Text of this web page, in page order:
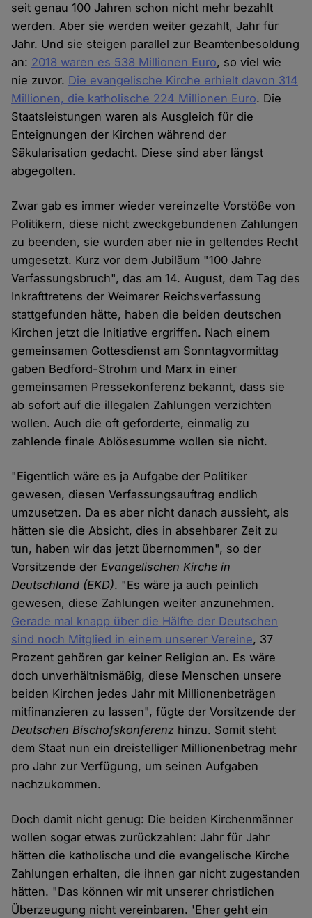
seit genau 100 Jahren schon nicht mehr bezahlt
werden. Aber sie werden weiter gezahlt, Jahr für
Jahr. Und sie steigen parallel zur Beamtenbesoldung
an: 2018 waren es 538 Millionen Euro, so viel wie
nie zuvor. Die evangelische Kirche erhielt davon 314
Millionen, die katholische 224 Millionen Euro. Die
Staatsleistungen waren als Ausgleich für die
Enteignungen der Kirchen während der
Säkularisation gedacht. Diese sind aber längst
abgegolten.
Zwar gab es immer wieder vereinzelte Vorstöße von
Politikern, diese nicht zweckgebundenen Zahlungen
zu beenden, sie wurden aber nie in geltendes Recht
umgesetzt. Kurz vor dem Jubiläum "100 Jahre
Verfassungsbruch", das am 14. August, dem Tag des
Inkrafttretens der Weimarer Reichsverfassung
stattgefunden hätte, haben die beiden deutschen
Kirchen jetzt die Initiative ergriffen. Nach einem
gemeinsamen Gottesdienst am Sonntagvormittag
gaben Bedford-Strohm und Marx in einer
gemeinsamen Pressekonferenz bekannt, dass sie
ab sofort auf die illegalen Zahlungen verzichten
wollen. Auch die oft geforderte, einmalig zu
zahlende finale Ablösesumme wollen sie nicht.
"Eigentlich wäre es ja Aufgabe der Politiker
gewesen, diesen Verfassungsauftrag endlich
umzusetzen. Da es aber nicht danach aussieht, als
hätten sie die Absicht, dies in absehbarer Zeit zu
tun, haben wir das jetzt übernommen", so der
Vorsitzende derEvangelischen Kirche in
Deutschland (EKD). "Es wäre ja auch peinlich
gewesen, diese Zahlungen weiter anzunehmen.
Gerade mal knapp über die Hälfte der Deutschen
sind noch Mitglied in einem unserer Vereine, 37
Prozent gehören gar keiner Religion an. Es wäre
doch unverhältnismäßig, diese Menschen unsere
beiden Kirchen jedes Jahr mit Millionenbeträgen
mitfinanzieren zu lassen", fügte der Vorsitzende der
Deutschen Bischofskonferenz hinzu. Somit steht
dem Staat nun ein dreistelliger Millionenbetrag mehr
pro Jahr zur Verfügung, um seinen Aufgaben
nachzukommen.
Doch damit nicht genug: Die beiden Kirchenmänner
wollen sogar etwas zurückzahlen: Jahr für Jahr
hätten die katholische und die evangelische Kirche
Zahlungen erhalten, die ihnen gar nicht zugestanden
hätten. "Das können wir mit unserer christlichen
Überzeugung nicht vereinbaren. 'Eher geht ein